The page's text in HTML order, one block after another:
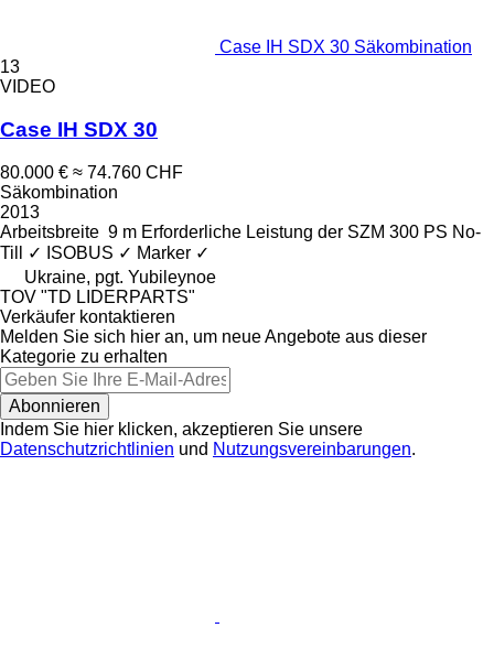
Case IH SDX 30 Säkombination
13
VIDEO
Case IH SDX 30
80.000 € ≈ 74.760 CHF
Säkombination
2013
Arbeitsbreite 9 m Erforderliche Leistung der SZM 300 PS No-
Till
✓ ISOBUS ✓ Marker ✓
Ukraine, pgt. Yubileynoe
TOV "TD LIDERPARTS"
Verkäufer kontaktieren
Melden Sie sich hier an, um neue Angebote aus dieser
Kategorie zu erhalten
Abonnieren
Indem Sie hier klicken, akzeptieren Sie unsere
Datenschutzrichtlinien und Nutzungsvereinbarungen.